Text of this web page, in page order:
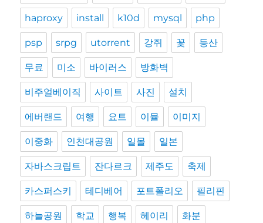
haproxy install k10d mysql php
psp srpg utorrent 강쥐 꽃 등산
무료 미소 바이러스 방화벽
비주얼베이직 사이트 사진 설치
에버랜드 여행 요트 이뮬 이미지
이중화 인천대공원 일몰 일본
자바스크립트 잔다르크 제주도 축제
카스퍼스키 테디베어 포트폴리오 필리핀
하늘공원 학교 행복 헤이리 화분